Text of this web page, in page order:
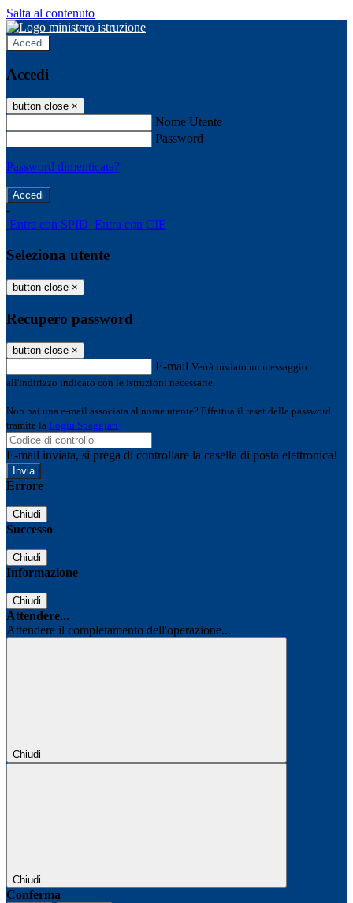
Salta al contenuto
Accedi
Accedi
button close ×
Nome Utente
Password
Password dimenticata?
-
Entra con SPID Entra con CIE
Seleziona utente
button close ×
Recupero password
button close ×
E-mail Verrà inviato un messaggio
all'indirizzo indicato con le istruzioni necessarie.
Non hai una e-mail associata al nome utente? Effettua il reset della password
tramite la Login Spaggiari
E-mail inviata, si prega di controllare la casella di posta elettronica!
Errore
Chiudi
Successo
Chiudi
Informazione
Chiudi
Attendere...
Attendere il completamento dell'operazione...
Chiudi
Chiudi
Conferma